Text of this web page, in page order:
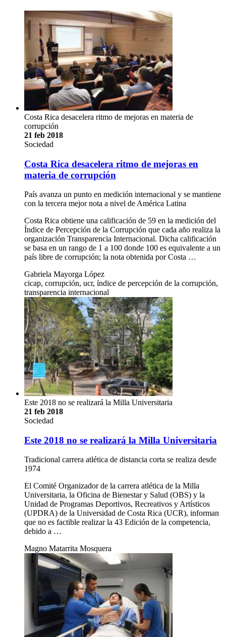
Costa Rica desacelera ritmo de mejoras en materia de
corrupción
21 feb 2018
Sociedad
Costa Rica desacelera ritmo de mejoras en
materia de corrupción
País avanza un punto en medición internacional y se mantiene
con la tercera mejor nota a nivel de América Latina
Costa Rica obtiene una calificación de 59 en la medición del
Índice de Percepción de la Corrupción que cada año realiza la
organización Transparencia Internacional. Dicha calificación
se basa en un rango de 1 a 100 donde 100 es equivalente a un
país libre de corrupción; la nota obtenida por Costa …
Gabriela Mayorga López
cicap, corrupción, ucr, índice de percepción de la corrupción,
transparencia internacional
Este 2018 no se realizará la Milla Universitaria
21 feb 2018
Sociedad
Este 2018 no se realizará la Milla Universitaria
Tradicional carrera atlética de distancia corta se realiza desde
1974
El Comité Organizador de la carrera atlética de la Milla
Universitaria, la Oficina de Bienestar y Salud (OBS) y la
Unidad de Programas Deportivos, Recreativos y Artísticos
(UPDRA) de la Universidad de Costa Rica (UCR), informan
que no es factible realizar la 43 Edición de la competencia,
debido a …
Magno Matarrita Mosquera